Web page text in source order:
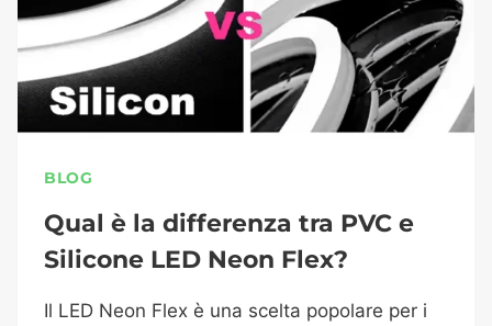
BLOG
Qual è la differenza tra PVC e
Silicone LED Neon Flex?
Il LED Neon Flex è una scelta popolare per i